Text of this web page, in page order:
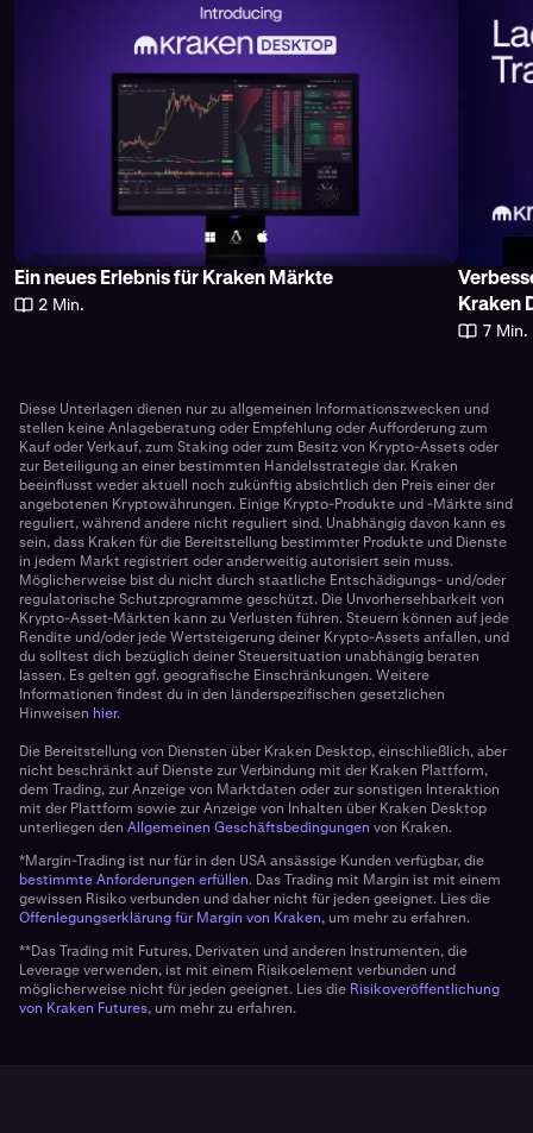
Ein neues Erlebnis für Kraken Märkte
2 Min.
Kraken
7 Min.
Diese Unterlagen dienen nur zu allgemeinen Informationszwecken und
stellen keine Anlageberatung oder Empfehlung oder Aufforderung zum
Kauf oder Verkauf, zum Staking oder zum Besitz von Krypto-Assets oder
zur Beteiligung an einer bestimmten Handelsstrategie dar. Kraken
beeinflusst weder aktuell noch zukünftig absichtlich den Preis einer der
angebotenen Kryptowährungen. Einige Krypto-Produkte und -Märkte sind
reguliert, während andere nicht reguliert sind. Unabhängig davon kann es
sein, dass Kraken für die Bereitstellung bestimmter Produkte und Dienste
in jedem Markt registriert oder anderweitig autorisiert sein muss.
Möglicherweise bist du nicht durch staatliche Entschädigungs- und/oder
regulatorische Schutzprogramme geschützt. Die Unvorhersehbarkeit von
Krypto-Asset-Märkten kann zu Verlusten führen. Steuern können auf jede
Rendite und/oder jede Wertsteigerung deiner Krypto-Assets anfallen, und
du solltest dich bezüglich deiner Steuersituation unabhängig beraten
lassen. Es gelten ggf. geografische Einschränkungen. Weitere
Informationen findest du in den länderspezifischen gesetzlichen
Hinweisen hier.
Die Bereitstellung von Diensten über Kraken Desktop, einschließlich, aber
nicht beschränkt auf Dienste zur Verbindung mit der Kraken Plattform,
dem Trading, zur Anzeige von Marktdaten oder zur sonstigen Interaktion
mit der Plattform sowie zur Anzeige von Inhalten über Kraken Desktop
unterliegen den Allgemeinen Geschäftsbedingungen von Kraken.
*Margin-Trading ist nur für in den USA ansässige Kunden verfügbar, die
bestimmte Anforderungen erfüllen. Das Trading mit Margin ist mit einem
gewissen Risiko verbunden und daher nicht für jeden geeignet. Lies die
Offenlegungserklärung für Margin von Kraken, um mehr zu erfahren.
**Das Trading mit Futures, Derivaten und anderen Instrumenten, die
Leverage verwenden, ist mit einem Risikoelement verbunden und
möglicherweise nicht für jeden geeignet. Lies die Risikoveröffentlichung
von Kraken Futures, um mehr zu erfahren.